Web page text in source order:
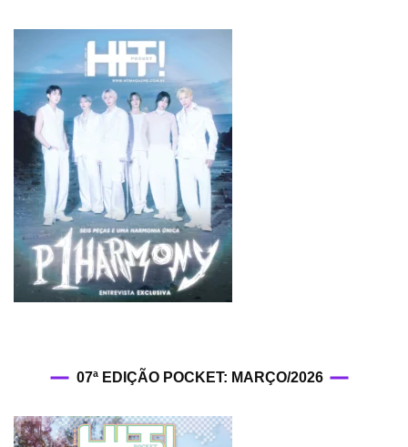
07ª EDIÇÃO POCKET: MARÇO/2026